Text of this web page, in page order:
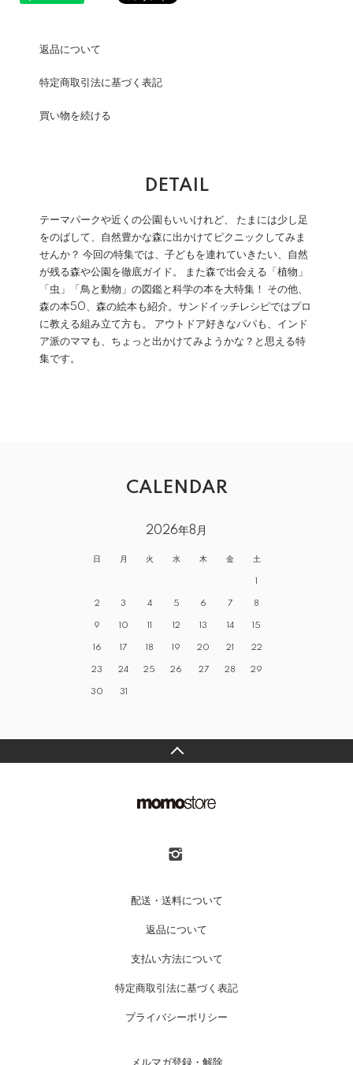
返品について
特定商取引法に基づく表記
買い物を続ける
DETAIL
テーマパークや近くの公園もいいけれど、 たまには少し足
をのばして、自然豊かな森に出かけてピクニックしてみま
せんか？ 今回の特集では、子どもを連れていきたい、自然
が残る森や公園を徹底ガイド。 また森で出会える「植物」
「虫」「鳥と動物」の図鑑と科学の本を大特集！ その他、
森の本50、森の絵本も紹介。サンドイッチレシピではプロ
に教える組み立て方も。 アウトドア好きなパパも、インド
ア派のママも、ちょっと出かけてみようかな？と思える特
集です。
CALENDAR
2026年8月
日 月 火 水 木 金 土
1
2 3 4 5 6 7 8
9 10 11 12 13 14 15
16 17 18 19 20 21 22
23 24 25 26 27 28 29
30 31
配送・送料について
返品について
支払い方法について
特定商取引法に基づく表記
プライバシーポリシー
メルマガ登録・解除